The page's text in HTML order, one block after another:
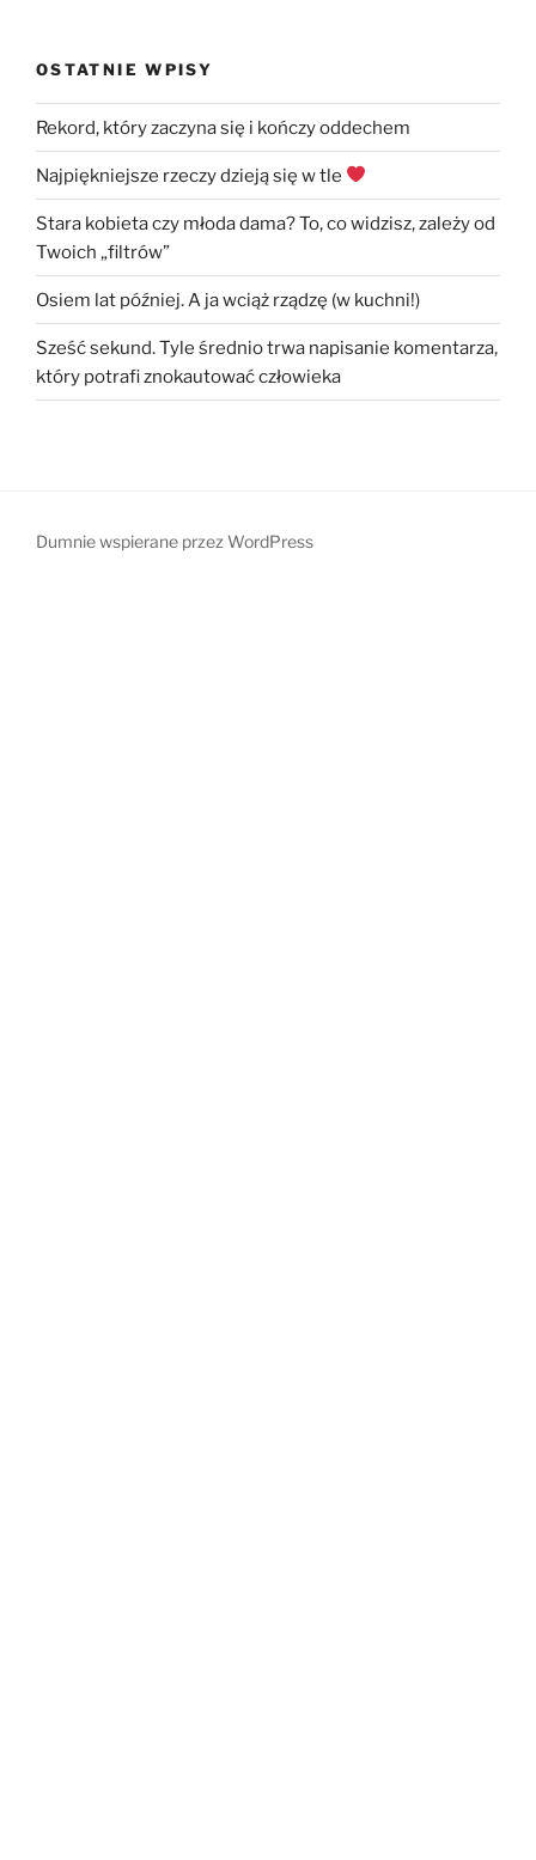
OSTATNIE WPISY
Rekord, który zaczyna się i kończy oddechem
Najpiękniejsze rzeczy dzieją się w tle
Stara kobieta czy młoda dama? To, co widzisz, zależy od
Twoich „filtrów”
Osiem lat później. A ja wciąż rządzę (w kuchni!)
Sześć sekund. Tyle średnio trwa napisanie komentarza,
który potrafi znokautować człowieka
Dumnie wspierane przez WordPress